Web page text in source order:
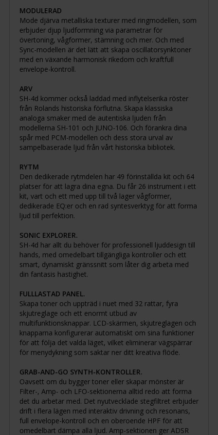
MODULERAD
Mode djärva metalliska texturer med ringmodellen, som
erbjuder djup ljudformning via parametrar för
övertoning, vågformer, stämning och mer. Och med
Sync-modellen är det lätt att skapa oscillatorsynktoner
med en växande harmonisk rikedom och kraftfull
envelope-kontroll.
ARV
SH-4d kommer också laddad med inflytelserika röster
från Rolands historiska förflutna. Skapa klassiska
analoga smaker med de autentiska ljuden från
modellerna SH-101 och JUNO-106. Och förankra dina
spår med PCM-modellen och dess stora urval av
sampelbaserade ljud från vårt historiska bibliotek.
RYTM
Den dedikerade rytmdelen har 49 förinställda kit och 64
platser för att lagra dina egna. Du får 26 instrument i ett
kit, vart och ett med upp till två lager vågformer,
dedikerade EQ:er och en rad syntesverktyg för att forma
ljud till perfektion.
SONIC EXPLORER.
SH-4d har allt du behöver för professionell ljuddesign till
hands, med omedelbart tillgängliga kontroller och ett
smart, dynamiskt gränssnitt som låter dig arbeta med
din fantasis hastighet.
FULLLASTAD PANEL.
Skapa toner och uppträd i nuet med 32 rattar, fyra
skjutreglage och ett enormt utbud av
multifunktionsknappar. LCD-skärmen, skjutreglagen och
knapparna konfigurerar automatiskt om sina funktioner
för att följa det valda läget, vilket eliminerar vägspärrar
för menydykning som saktar ner ditt kreativa flöde.
GRAB-AND-GO SYNTH-KONTROLLER.
Oavsett om du bygger toner eller skapar mönster är
Filter-, Amp- och LFO-sektionerna alltid redo att forma
det du arbetar med. Det nyutvecklade stegfiltret erbjuder
drift i flera lägen med interaktiv drivning och resonans,
full envelope-kontroll och en oberoende HPF för att
omedelbart dämpa alla ljud. Amp-sektionen ger ADSR